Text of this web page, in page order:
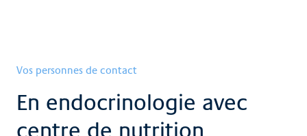
Vos personnes de contact
En endocrinologie avec
centre de nutrition